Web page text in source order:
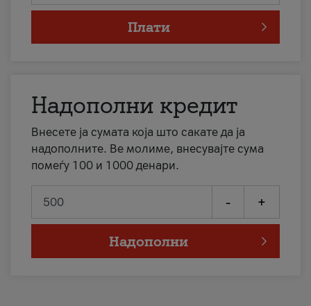
Плати
Надополни кредит
Внесете ја сумата која што сакате да ја
надополните. Ве молиме, внесувајте сума
помеѓу 100 и 1000 денари.
- +
Надополни